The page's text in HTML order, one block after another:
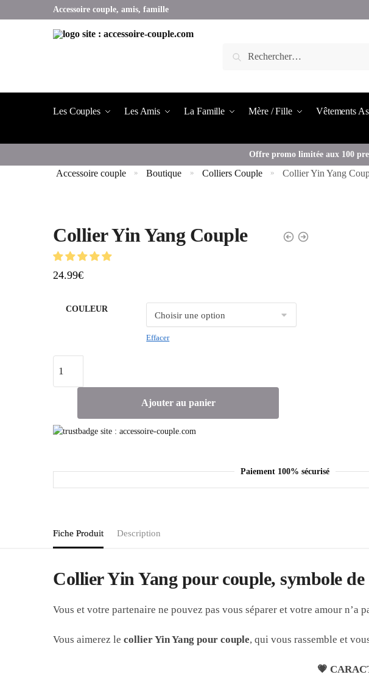
Accessoire couple, amis, famille
Les Couples Les Amis La Famille Mère / Fille Vêtements
Offre promo limitée aux 100
Accessoire couple » Boutique » Colliers Couple » Collier Yin Yang
Collier Yin Yang Couple
24.99€
COULEUR
Effacer
Ajouter au panier
Paiement 100% sécurisé
Fiche Produit Description
Collier Yin Yang pour couple, symbole
Vous et votre partenaire ne pouvez pas vous séparer et votre amour
Vous aimerez lecollier Yin Yang pour couple, qui vous rassemble et
💗